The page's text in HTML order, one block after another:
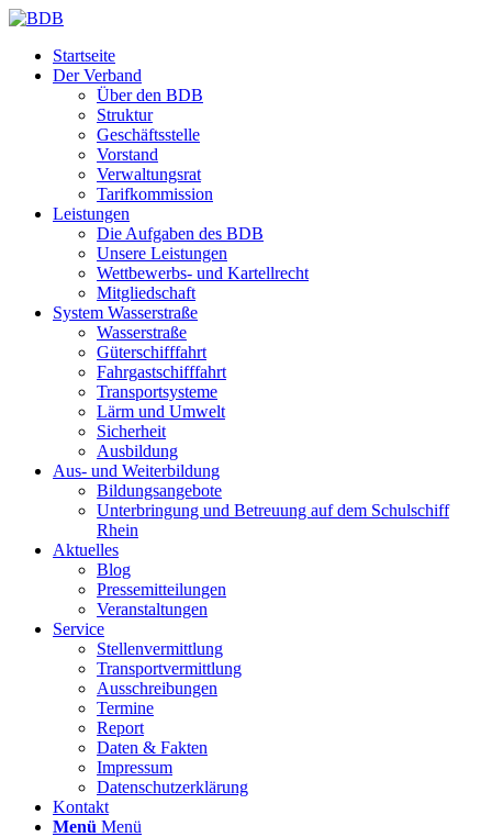
Startseite
Der Verband
Über den BDB
Struktur
Geschäftsstelle
Vorstand
Verwaltungsrat
Tarifkommission
Leistungen
Die Aufgaben des BDB
Unsere Leistungen
Wettbewerbs- und Kartellrecht
Mitgliedschaft
System Wasserstraße
Wasserstraße
Güterschifffahrt
Fahrgastschifffahrt
Transportsysteme
Lärm und Umwelt
Sicherheit
Ausbildung
Aus- und Weiterbildung
Bildungsangebote
Unterbringung und Betreuung auf dem Schulschiff
Rhein
Aktuelles
Blog
Pressemitteilungen
Veranstaltungen
Service
Stellenvermittlung
Transportvermittlung
Ausschreibungen
Termine
Report
Daten & Fakten
Impressum
Datenschutzerklärung
Kontakt
Menü Menü